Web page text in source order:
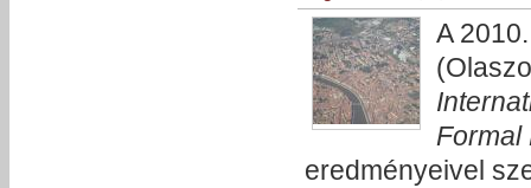
A
eredményeivel